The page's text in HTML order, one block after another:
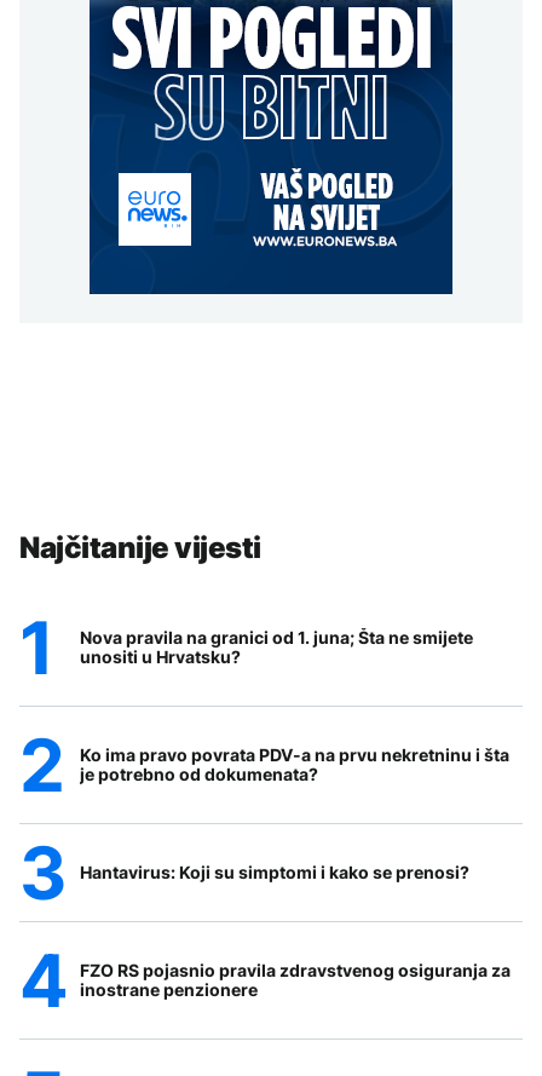
Najčitanije vijesti
Nova pravila na granici od 1. juna; Šta ne smijete
unositi u Hrvatsku?
Ko ima pravo povrata PDV-a na prvu nekretninu i šta
je potrebno od dokumenata?
Hantavirus: Koji su simptomi i kako se prenosi?
FZO RS pojasnio pravila zdravstvenog osiguranja za
inostrane penzionere